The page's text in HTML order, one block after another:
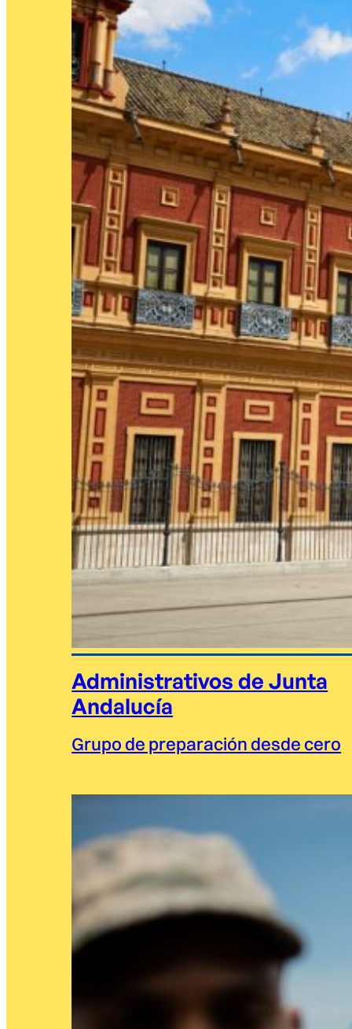
Administrativos de Junta
Andalucía
Grupo de preparación desde cero